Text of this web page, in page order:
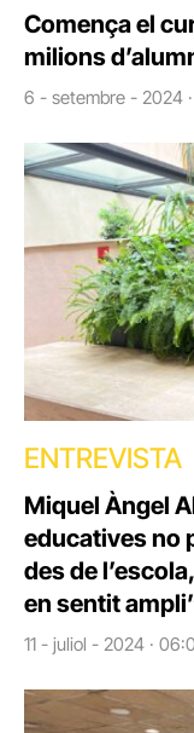
Comença el
milions
6 - setembre - 2024 ·
ENTREVISTA
Miquel Àngel
educatives no
des de
en sentit
11 - juliol - 2024 ·